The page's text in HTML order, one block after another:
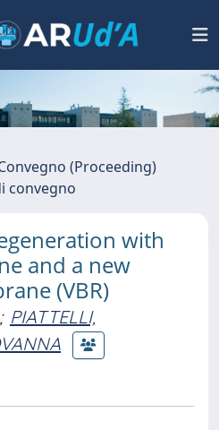
(Proceeding)
convegno
with
and a new
(VBR)
; PIATTELLI,